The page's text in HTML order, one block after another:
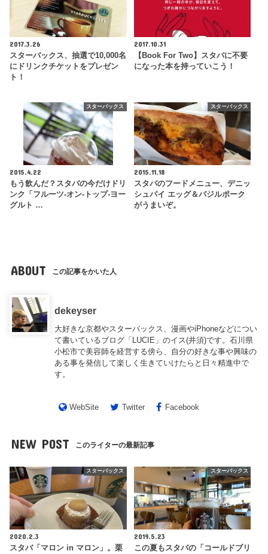
2017.3.26
スターバックス、抽選で10,000名
にドリンクチケットをプレゼン
ト！
2017.10.31
【Book For Two】スタバに不要
になった本を持っていこう！
スターバックス
2015.4.22
もう飲んだ？スタバの今だけドリ
ンク「フルーツ‐オン‐トップ‐ヨー
グルト …
スターバックス
2015.11.18
スタバのフードメニュー、デニッ
シュパイ エッグ＆バジルポーク
がうまいぞ。
ABOUT この記事をかいた人
dekeyser
大好きな京都やスターバックス、漫画やiPhoneなどについ
て書いているブログ「LUCIE」のイス(井須)です。石川県
小松市で美容師を経営する傍ら、自分の好きな事や興味の
ある事を発信して楽しく生きていけたらと日々精進中で
す。
WebSite Twitter Facebook
NEW POST このライターの最新記事
スターバックス
2020.2.3
スタバ「マロン in マロン」。栗
スターバックス
2019.5.23
この夏もスタバの「コールドブリ